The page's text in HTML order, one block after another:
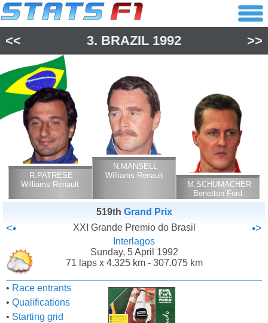
<< 3. BRAZIL 1992 >>
R.PATRESE
Williams Renault
N.MANSELL
Williams Renault
M.SCHUMACHER
Benetton Ford
Cosworth
519th Grand Prix
<• XXI Grande Premio do Brasil •>
Interlagos
Sunday, 5 April 1992
71 laps x 4.325 km - 307.075 km
• Race entrants
• Qualifications
• Starting grid